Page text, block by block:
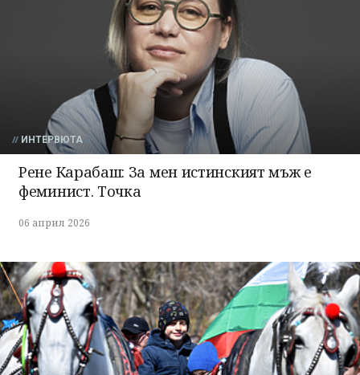
ИНТЕРВЮТА
Рене Карабаш: За мен истинският мъж е
феминист. Точка
06 април 2026